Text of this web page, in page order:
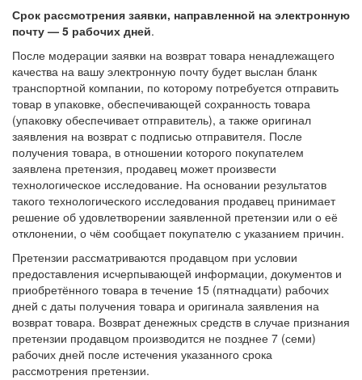
Срок рассмотрения заявки, направленной на электронную
почту — 5 рабочих дней.
После модерации заявки на возврат товара ненадлежащего
качества на вашу электронную почту будет выслан бланк
транспортной компании, по которому потребуется отправить
товар в упаковке, обеспечивающей сохранность товара
(упаковку обеспечивает отправитель), а также оригинал
заявления на возврат с подписью отправителя. После
получения товара, в отношении которого покупателем
заявлена претензия, продавец может произвести
технологическое исследование. На основании результатов
такого технологического исследования продавец принимает
решение об удовлетворении заявленной претензии или о её
отклонении, о чём сообщает покупателю с указанием причин.
Претензии рассматриваются продавцом при условии
предоставления исчерпывающей информации, документов и
приобретённого товара в течение 15 (пятнадцати) рабочих
дней с даты получения товара и оригинала заявления на
возврат товара. Возврат денежных средств в случае признания
претензии продавцом производится не позднее 7 (семи)
рабочих дней после истечения указанного срока
рассмотрения претензии.